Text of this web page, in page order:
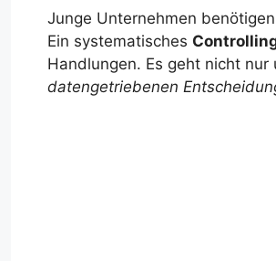
Junge Unternehmen
Ein systematisches
Handlungen. Es geht nicht
datengetriebenen